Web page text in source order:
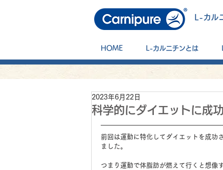
L-カル
HOME L-カルニチンとは
科学的にダイエットに成
2023年6月22日
前回は運動に特化してダイエットを成功
ました。
つまり運動で体脂肪が燃えて行くと想像